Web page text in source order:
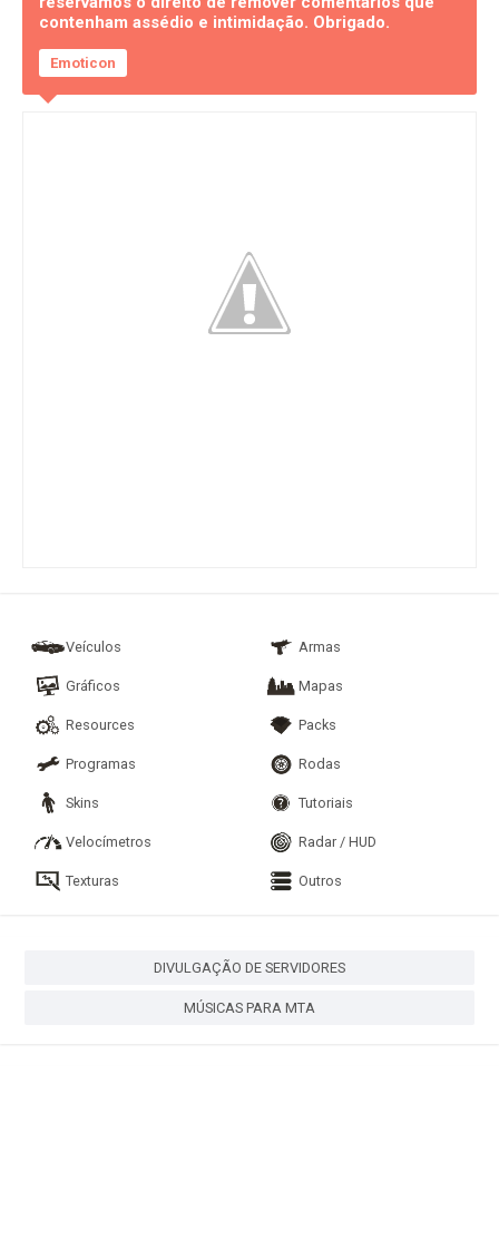
contenham assédio e intimidação. Obrigado.
Emoticon
Veículos Armas
Gráficos Mapas
Resources Packs
Programas Rodas
Skins Tutoriais
Velocímetros Radar / HUD
Texturas Outros
DIVULGAÇÃO DE SERVIDORES
MÚSICAS PARA MTA